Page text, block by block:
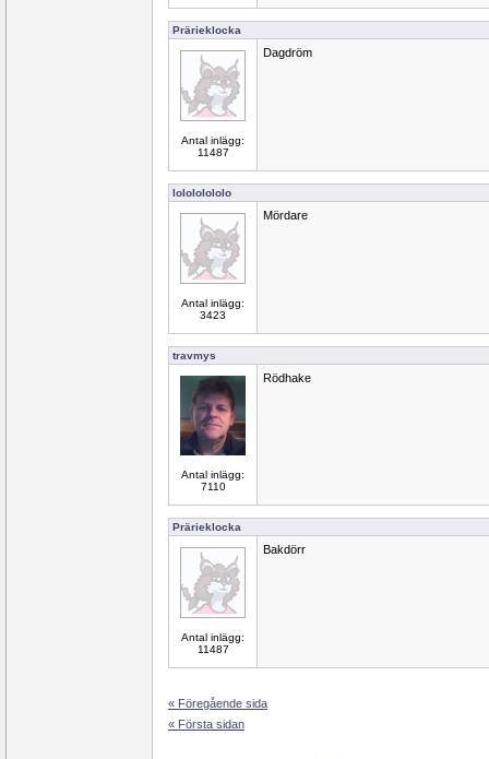
Prärieklocka
Antal inlägg:
11487
Dagdröm
lolololololo
Antal inlägg:
3423
Mördare
travmys
Antal inlägg:
7110
Rödhake
Prärieklocka
Antal inlägg:
11487
Bakdörr
« Föregående sida
« Första sidan